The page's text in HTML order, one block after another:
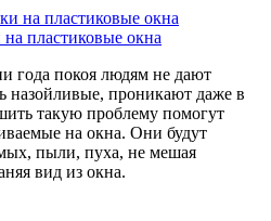
пластиковые окна
года покоя людям не дают
проникают даже в
такую проблему помогут
на окна. Они будут
пыли, пуха, не мешая
вид из окна.